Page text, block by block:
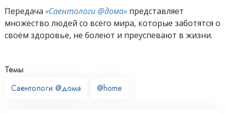
Передача «Саентологи @дома» представляет
множество людей со всего мира, которые заботятся о
своём здоровье, не болеют и преуспевают в жизни.
Темы
Саентологи @дома
@home